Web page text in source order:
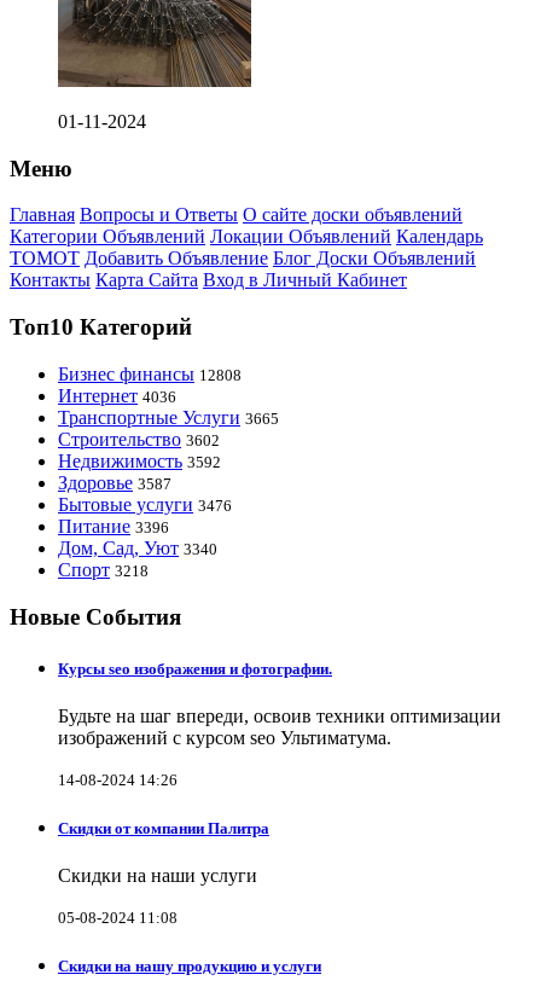
01-11-2024
Меню
Главная Вопросы и Ответы О сайте доски объявлений
Категории Объявлений Локации Объявлений Календарь
ТОМОТ Добавить Объявление Блог Доски Объявлений
Контакты Карта Сайта Вход в Личный Кабинет
Топ10 Категорий
Бизнес финансы 12808
Интернет 4036
Транспортные Услуги 3665
Строительство 3602
Недвижимость 3592
Здоровье 3587
Бытовые услуги 3476
Питание 3396
Дом, Сад, Уют 3340
Спорт 3218
Новые События
Курсы seo изображения и фотографии.
Будьте на шаг впереди, освоив техники оптимизации
изображений с курсом seo Ультиматума.
14-08-2024 14:26
Скидки от компании Палитра
Скидки на наши услуги
05-08-2024 11:08
Скидки на нашу продукцию и услуги